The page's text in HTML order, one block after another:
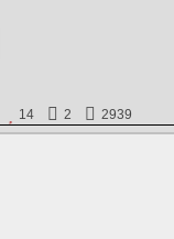
14 2 2939